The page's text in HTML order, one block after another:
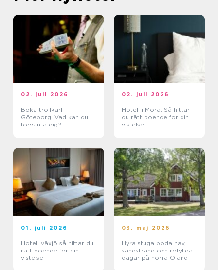
02. juli 2026
Boka trollkarl i
Göteborg: Vad kan du
förvänta dig?
02. juli 2026
Hotell i Mora: Så hittar
du rätt boende för din
vistelse
01. juli 2026
Hotell växjö så hittar du
rätt boende för din
vistelse
03. maj 2026
Hyra stuga böda hav,
sandstrand och rofyllda
dagar på norra Öland